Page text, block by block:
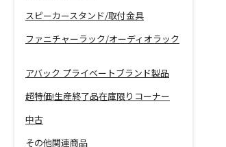
スピーカースタンド/取付金具
ファニチャーラック/オーディオラック
アバック プライベートブランド製品
超特価!生産終了品在庫限りコーナー
中古
その他関連商品